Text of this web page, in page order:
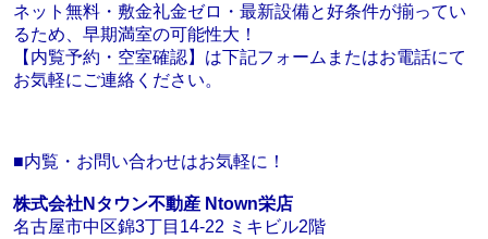
ネット無料・敷金礼金ゼロ・最新設備と好条件が揃ってい
るため、早期満室の可能性大！
【内覧予約・空室確認】は下記フォームまたはお電話にて
お気軽にご連絡ください。
■内覧・お問い合わせはお気軽に！
株式会社Nタウン不動産 Ntown栄店
名古屋市中区錦3丁目14-22 ミキビル2階